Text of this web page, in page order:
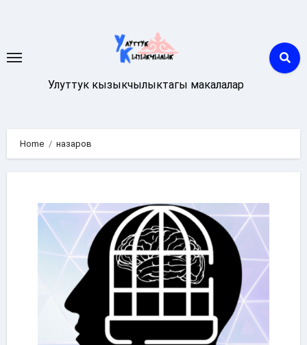
Улуттук кызыкчылыктагы макалалар
Home назаров